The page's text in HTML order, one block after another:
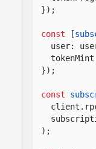
});
const [
user:
});
const
);